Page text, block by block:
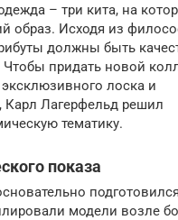
– три кита, на
образ. Исходя из
должны быть
придать новой
лоска и
Карл Лагерфельд решил
тематику.
показа
модели возле